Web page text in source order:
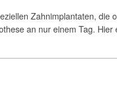
Zahnimplantaten,
an nur einem Tag.